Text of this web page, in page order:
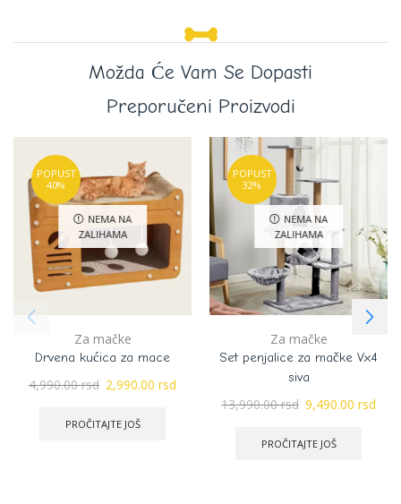
Možda Će Vam Se Dopasti
Preporučeni Proizvodi
POPUST
40%
NEMA NA
ZALIHAMA
Za mačke
Drvena kućica za mace
4,990.00rsd 2,990.00 rsd
PROČITAJTE JOŠ
POPUST
32%
NEMA NA
ZALIHAMA
Za mačke
Set penjalice za mačke Vx4
siva
13,990.00rsd 9,490.00 rsd
PROČITAJTE JOŠ